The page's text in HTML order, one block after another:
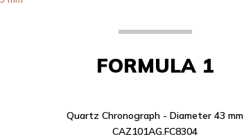
FORMULA 1
Quartz Chronograph - Diameter 43 mm
CAZ101AG.FC8304